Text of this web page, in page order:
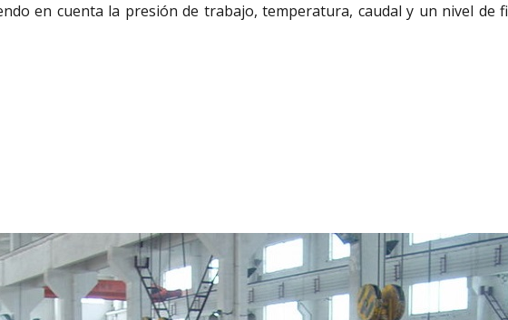
en cuenta la presión de trabajo, temperatura, caudal y un nivel de